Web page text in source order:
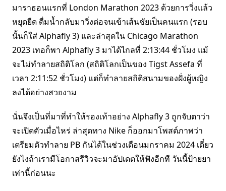
มาราธอนแรกที่ London Marathon 2023 ด้วยการวิ่งแล้ว
หยุดยืด ดื่มน้ำกลับมาวิ่งต่อจนเข้าเส้นชัยเป็นคนแรก (รอบ
นั้นก็ใส่ Alphafly 3) และล่าสุดใน Chicago Marathon
2023 เทอก็พา Alphafly 3 มาได้ไกลที่ 2:13:44 ชั่วโมง แม้
จะไม่ทำลายสถิติโลก (สถิติโลกเป็นของ Tigst Assefa ที่
เวลา 2:11:52 ชั่วโมง) แต่ก็ทำลายสถิติสนามของฝั่งผู้หญิง
ลงได้อย่างสวยงาม
นั่นจึงเป็นที่มาที่ทำให้รองเท้าอย่าง Alphafly 3 ถูกจับตาว่า
จะเปิดตัวเมื่อไหร่ ล่าสุดทาง Nike ก็ออกมาโพสต์ภาพว่า
เตรียมตัวทำลาย PB กันได้ในช่วงเดือนมกราคม 2024 เดี๋ยว
ยังไงถ้าเรามีโอกาสรีวิวจะมาอัปเดตให้ฟังอีกที วันนี้ป้ายยา
เท่านี้ก่อนนะ